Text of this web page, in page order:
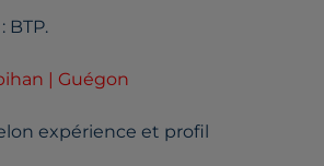
BTP.
| Guégon
expérience et profil